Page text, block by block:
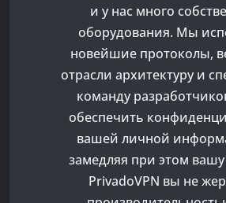
и у нас много
оборудования. Мы
новейшие протоколы,
отрасли архитектуру и
команду
обеспечить
вашей личной
замедляя при этом
PrivadoVPN вы не